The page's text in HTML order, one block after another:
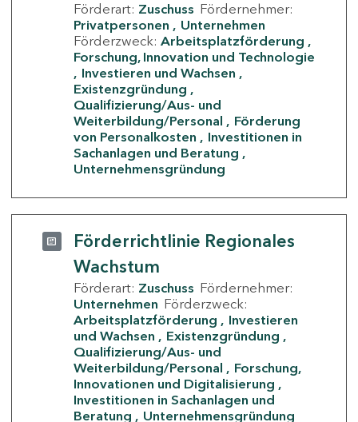
Förderart: Zuschuss Fördernehmer:
Privatpersonen
Unternehmen
Förderzweck: Arbeitsplatzförderung
Forschung, Innovation und Technologie
Investieren und Wachsen
Existenzgründung
Qualifizierung/Aus- und
Weiterbildung/Personal
Förderung
von Personalkosten
Investitionen in
Sachanlagen und Beratung
Unternehmensgründung
Förderrichtlinie Regionales
Wachstum
Förderart: Zuschuss Fördernehmer:
Unternehmen Förderzweck:
Arbeitsplatzförderung
Investieren
und Wachsen
Existenzgründung
Qualifizierung/Aus- und
Weiterbildung/Personal
Forschung,
Innovationen und Digitalisierung
Investitionen in Sachanlagen und
Beratung
Unternehmensgründung